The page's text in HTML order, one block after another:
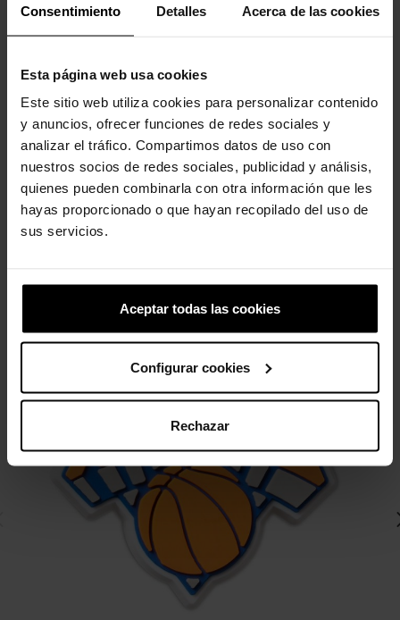
Consentimiento Detalles Acerca de las cookies
Esta página web usa cookies
Este sitio web utiliza cookies para personalizar contenido
y anuncios, ofrecer funciones de redes sociales y
analizar el tráfico. Compartimos datos de uso con
nuestros socios de redes sociales, publicidad y análisis,
quienes pueden combinarla con otra información que les
hayas proporcionado o que hayan recopilado del uso de
sus servicios.
Aceptar todas las cookies
Configurar cookies
Rechazar
Emilio Snoopy
4,99 € 3,99 €
Unicornio femenino
4,99 € 3,99 €
4 otros productos de la misma